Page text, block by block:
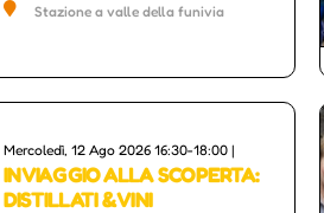
Stazione a valle della funivia
Mercoledì, 12 Ago 2026 16:30-18:00 |
IN VIAGGIO ALLA SCOPERTA:
DISTILLATI & VINI
Others